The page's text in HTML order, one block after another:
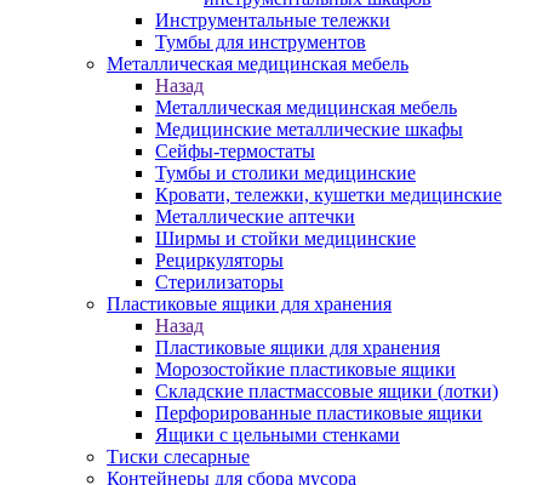
Инструментальные тележки
Тумбы для инструментов
Металлическая медицинская мебель
Назад
Металлическая медицинская мебель
Медицинские металлические шкафы
Сейфы-термостаты
Тумбы и столики медицинские
Кровати, тележки, кушетки медицинские
Металлические аптечки
Ширмы и стойки медицинские
Рециркуляторы
Стерилизаторы
Пластиковые ящики для хранения
Назад
Пластиковые ящики для хранения
Морозостойкие пластиковые ящики
Складские пластмассовые ящики (лотки)
Перфорированные пластиковые ящики
Ящики с цельными стенками
Тиски слесарные
Контейнеры для сбора мусора